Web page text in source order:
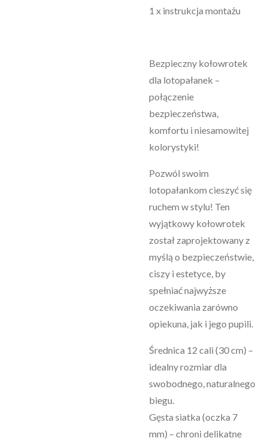
1 x instrukcja montażu
Bezpieczny kołowrotek
dla lotopałanek –
połączenie
bezpieczeństwa,
komfortu i niesamowitej
kolorystyki!
Pozwól swoim
lotopałankom cieszyć się
ruchem w stylu! Ten
wyjątkowy kołowrotek
został zaprojektowany z
myślą o bezpieczeństwie,
ciszy i estetyce, by
spełniać najwyższe
oczekiwania zarówno
opiekuna, jak i jego pupili.
Średnica 12 cali (30 cm) –
idealny rozmiar dla
swobodnego, naturalnego
biegu.
Gęsta siatka (oczka 7
mm) – chroni delikatne